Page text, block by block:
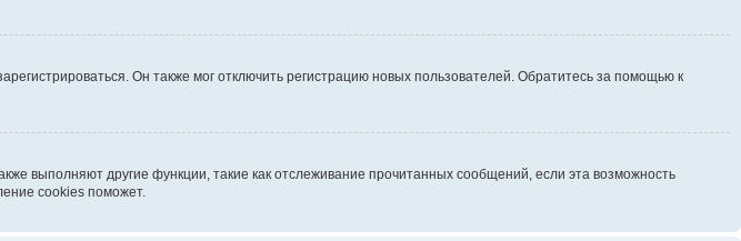
Он также мог отключить регистрацию новых пользователей. Обратитесь за помощью к
выполняют другие функции, такие как отслеживание прочитанных сообщений, если эта возможность
cookies поможет.